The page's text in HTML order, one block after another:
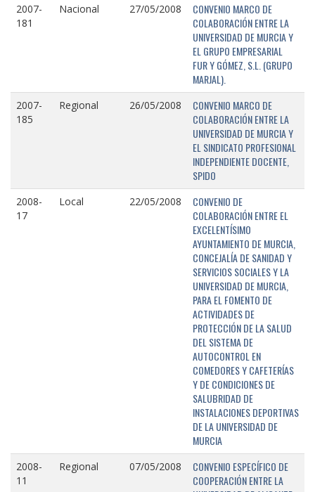
2007-
181
Nacional 27/05/2008
CONVENIO MARCO DE
COLABORACIÓN ENTRE LA
UNIVERSIDAD DE MURCIA Y
EL GRUPO EMPRESARIAL
FUR Y GÓMEZ, S.L. (GRUPO
MARJAL).
2007-
185
Regional 26/05/2008
CONVENIO MARCO DE
COLABORACIÓN ENTRE LA
UNIVERSIDAD DE MURCIA Y
EL SINDICATO PROFESIONAL
INDEPENDIENTE DOCENTE,
SPIDO
2008-
17
Local 22/05/2008
CONVENIO DE
COLABORACIÓN ENTRE EL
EXCELENTÍSIMO
AYUNTAMIENTO DE MURCIA,
CONCEJALÍA DE SANIDAD Y
SERVICIOS SOCIALES Y LA
UNIVERSIDAD DE MURCIA,
PARA EL FOMENTO DE
ACTIVIDADES DE
PROTECCIÓN DE LA SALUD
DEL SISTEMA DE
AUTOCONTROL EN
COMEDORES Y CAFETERÍAS
Y DE CONDICIONES DE
SALUBRIDAD DE
INSTALACIONES DEPORTIVAS
DE LA UNIVERSIDAD DE
MURCIA
2008-
11
Regional 07/05/2008
CONVENIO ESPECÍFICO DE
COOPERACIÓN ENTRE LA